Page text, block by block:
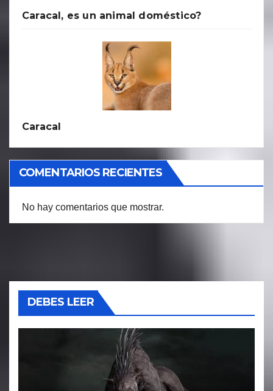
Caracal, es un animal doméstico?
Caracal
COMENTARIOS RECIENTES
No hay comentarios que mostrar.
DEBES LEER